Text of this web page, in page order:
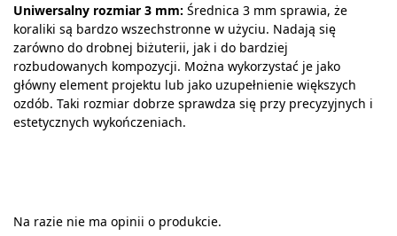
Uniwersalny rozmiar 3 mm: Średnica 3 mm sprawia, że
koraliki są bardzo wszechstronne w użyciu. Nadają się
zarówno do drobnej biżuterii, jak i do bardziej
rozbudowanych kompozycji. Można wykorzystać je jako
główny element projektu lub jako uzupełnienie większych
ozdób. Taki rozmiar dobrze sprawdza się przy precyzyjnych i
estetycznych wykończeniach.
Na razie nie ma opinii o produkcie.